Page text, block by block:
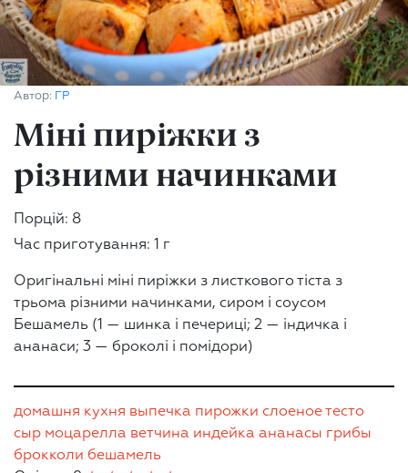
Автор: ГР
Міні пиріжки з
різними начинками
Порцій: 8
Час приготування: 1 г
Оригінальні міні пиріжки з листкового тіста з
трьома різними начинками, сиром і соусом
Бешамель (1 — шинка і печериці; 2 — індичка і
ананаси; 3 — броколі і помідори)
домашня кухня выпечка пирожки слоеное тесто
сыр моцарелла ветчина индейка ананасы грибы
брокколи бешамель